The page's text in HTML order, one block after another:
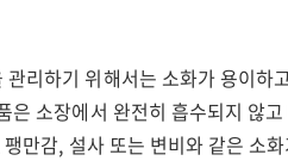
리하기 위해서는 소화가 용이하
은 소장에서 완전히 흡수되지 않
만감, 설사 또는 변비와 같은 소